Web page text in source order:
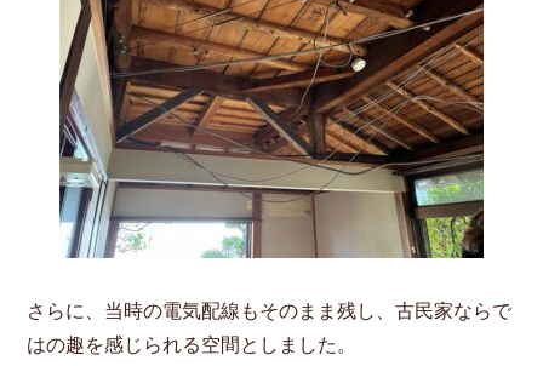
さらに、当時の電気配線もそのまま残し、古民家ならで
はの趣を感じられる空間としました。